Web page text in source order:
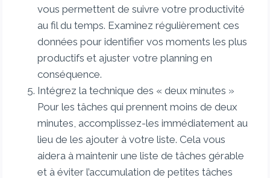
vous permettent de suivre votre productivité
au fil du temps. Examinez régulièrement ces
données pour identifier vos moments les plus
productifs et ajuster votre planning en
conséquence.
Intégrez la technique des « deux minutes »
Pour les tâches qui prennent moins de deux
minutes, accomplissez-les immédiatement au
lieu de les ajouter à votre liste. Cela vous
aidera à maintenir une liste de tâches gérable
et à éviter l’accumulation de petites tâches